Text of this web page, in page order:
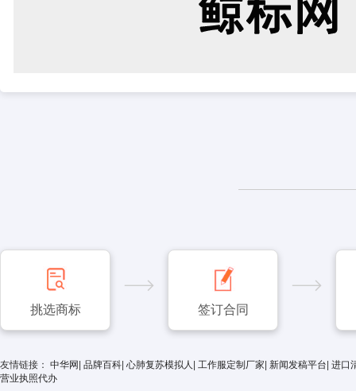
挑选商标 签订合同
友情链接： 中华网 品牌百科 心肺复苏模拟人 工作服定制厂家 新闻发稿平台 进口
营业执照代办